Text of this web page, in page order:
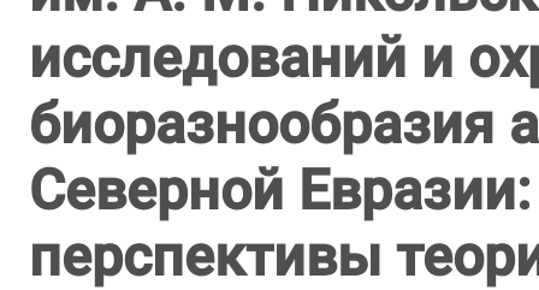
исследований и
биоразнообразия
Северной
перспективы